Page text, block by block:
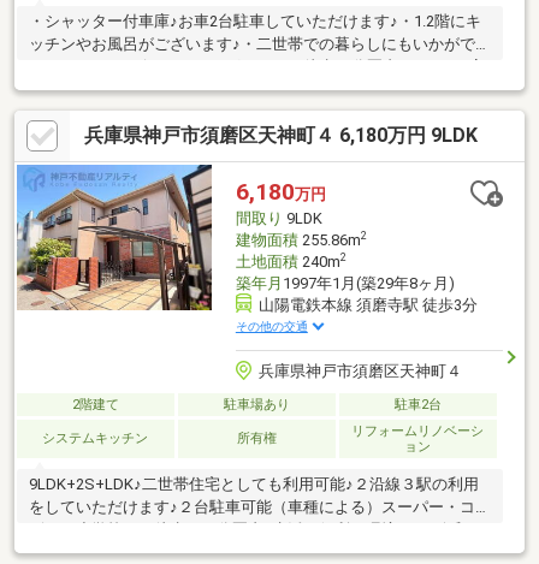
・シャッター付車庫♪お車2台駐車していただけます♪・1.2階にキ
ッチンやお風呂がございます♪・二世帯での暮らしにもいかがでし
倉台店徒歩5分セブンイレブン神戸奥須磨店徒歩7分神戸市立高倉
台小学校徒歩6分神戸市立高倉中学校徒歩11分◇◆神戸不動産リ
アルティ◆◇私たちは神戸・西宮・明石エリア密着の不動産売買
専門会社です。ラジオ・TV CM「サンテレビボックス席」にてテ
レビCM、「kissFM kobe」にてラジオCMを放送中！物件の売却
相談も承ります！圧倒的な広告量でより早く高く売ります！
兵庫県神戸市須磨区天神町４ 6,180万円 9LDK
6,180万円
間取り 9LDK
建物面積255.86m2
土地面積240m2
築年月 1997年1月(築29年8ヶ月)
山陽電鉄本線 須磨寺駅 徒歩3分
その他の交通
兵庫県神戸市須磨区天神町４
2階建て 駐車場あり 駐車2台
システムキッチン 所有権
リフォームリノベーシ
ョン
9LDK+2S+LDK♪二世帯住宅としても利用可能♪２沿線３駅の利用
をしていただけます♪２台駐車可能（車種による）スーパー・コン
ビニ・小学校まで徒歩１０分圏内♪生活に便利な環境です♪令和６
年８月 １Fガスコンロ、レンジフード、洗面台交換♪空き家につ